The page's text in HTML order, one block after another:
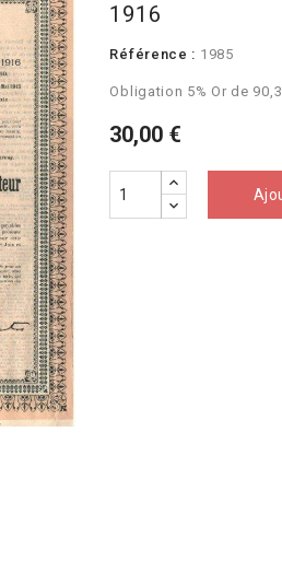
1916
Référence : 1985
Obligation 5% Or de
30,00 €